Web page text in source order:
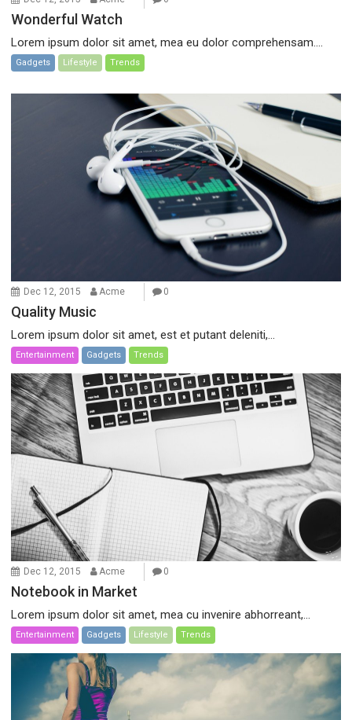
Wonderful Watch
Lorem ipsum dolor sit amet, mea eu dolor comprehensam....
Gadgets Lifestyle Trends
Dec 12, 2015 Acme 0
Quality Music
Lorem ipsum dolor sit amet, est et putant deleniti,...
Entertainment Gadgets Trends
Dec 12, 2015 Acme 0
Notebook in Market
Lorem ipsum dolor sit amet, mea cu invenire abhorreant,...
Entertainment Gadgets Lifestyle Trends